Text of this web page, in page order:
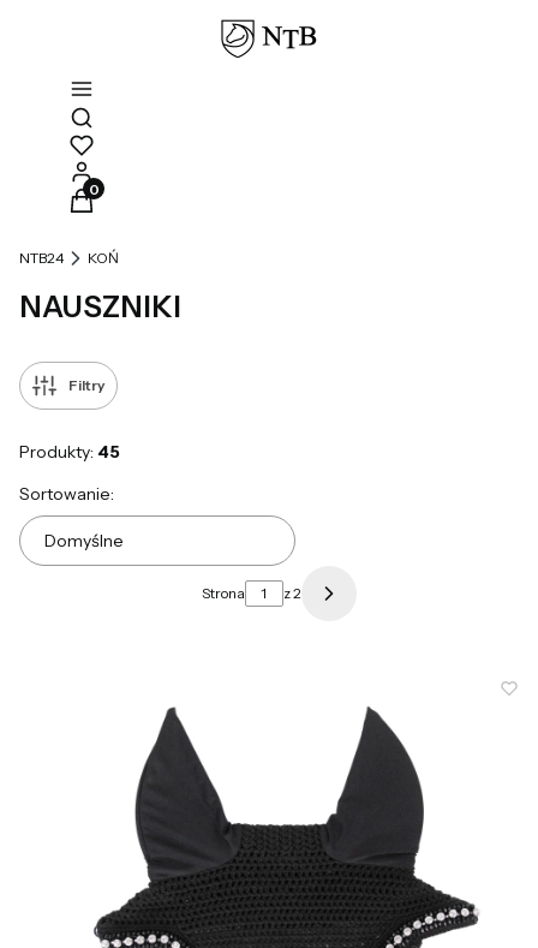
Otwórz wyszukiwarkę
Produkty w koszyku: 0. Zobacz szczegóły
NTB24 KOŃ
NAUSZNIKI
Filtry
Produkty: 45
Lista produktów
Sortowanie:
Domyślne
Strona z 2 Następne produkty